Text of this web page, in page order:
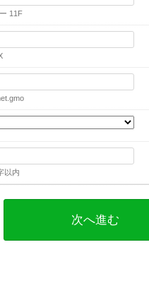
11F
以内
次へ進む